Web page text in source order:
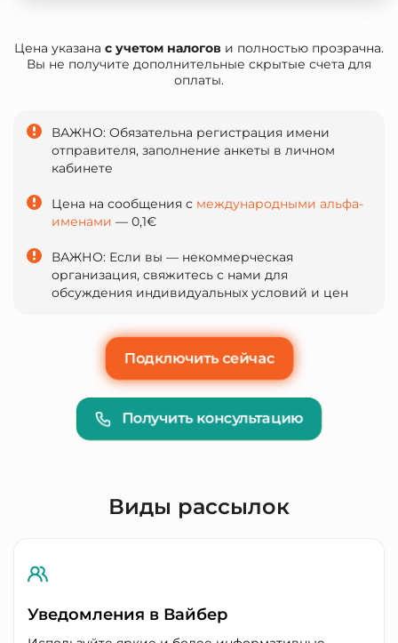
Цена указана с учетом налогов и полностью прозрачна.
Вы не получите дополнительные скрытые счета для
оплаты.
ВАЖНО: Обязательна регистрация имени
отправителя, заполнение анкеты в личном
кабинете
Цена на сообщения с международными альфа-
именами — 0,1€
ВАЖНО: Если вы — некоммерческая
организация, свяжитесь с нами для
обсуждения индивидуальных условий и цен
Подключить сейчас
Получить консультацию
Виды рассылок
Уведомления в Вайбер